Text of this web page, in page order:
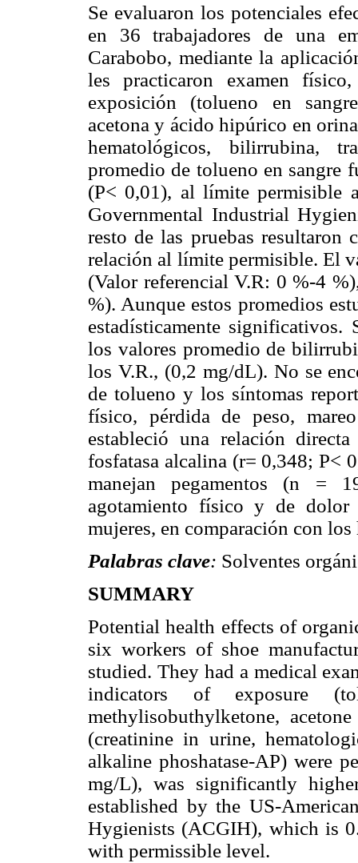
Se evaluaron los potenciales
en 36 trabajadores de una
Carabobo, mediante la
les practicaron examen
exposición (tolueno en
acetona y ácido hipúrico en
hematológicos, bilirrubina,
promedio de tolueno en sangre
(P< 0,01), al límite permisible
Governmental Industrial
resto de las pruebas
relación al límite permisible. El
(Valor referencial V.R: 0 %-4
%). Aunque estos promedios
estadísticamente
los valores promedio de
los V.R., (0,2 mg/dL). No se
de tolueno y los síntomas
físico, pérdida de peso,
estableció una relación
fosfatasa alcalina (r= 0,348; P<
manejan pegamentos (n =
agotamiento físico y de
mujeres, en comparación con los
Palabras clave: Solventes
SUMMARY
Potential health effects of
six workers of shoe
studied. They had a medical
indicators of exposure
methylisobuthylketone,
(creatinine in urine,
alkaline phoshatase-AP) were
mg/L), was significantly
established by the US-
Hygienists (ACGIH), which is
with permissible level.